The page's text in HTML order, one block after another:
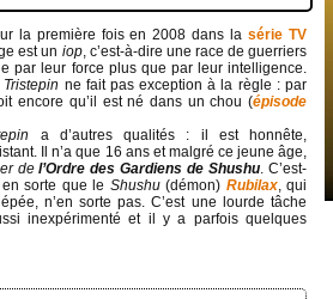
la première fois en 2008 dans lasérie TV
est un iop, c’est-à-dire une race de guerriers
par leur force plus que par leur intelligence.
Tristepin ne fait pas exception à la règle : par
encore qu’il est né dans un chou (épisode
a d’autres qualités : il est honnête,
Il n’a que 16 ans et malgré ce jeune âge,
del’Ordre des Gardiens de Shushu. C’est-
sorte que le Shushu(démon) Rubilax, qui
n’en sorte pas. C’est une lourde tâche
inexpérimenté et il y a parfois quelques